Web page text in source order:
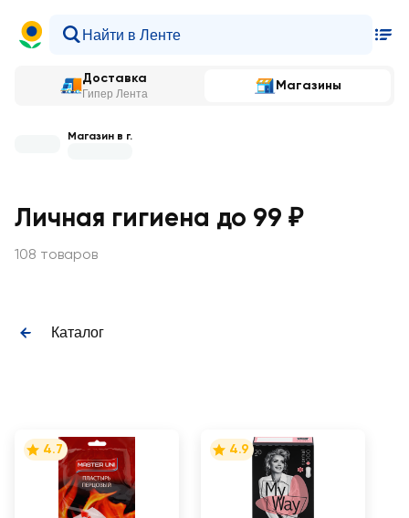
Доставка
Гипер Лента
Магазины
Магазин в г.
Личная гигиена до 99 ₽
108 товаров
Каталог
4.7 4.9